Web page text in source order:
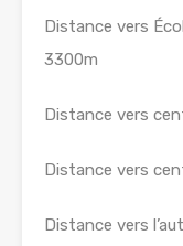
Distance vers
3300m
Distance vers
Distance vers
Distance vers